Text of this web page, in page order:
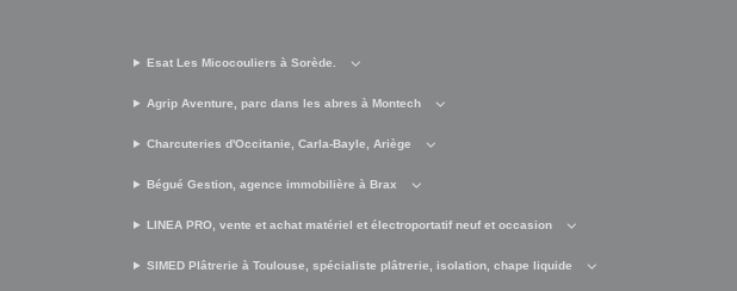
Esat Les Micocouliers à Sorède.
Agrip Aventure, parc dans les abres à Montech
Charcuteries d'Occitanie, Carla-Bayle, Ariège
Bégué Gestion, agence immobilière à Brax
LINEA PRO, vente et achat matériel et électroportatif neuf et occasion
SIMED Plâtrerie à Toulouse, spécialiste plâtrerie, isolation, chape liquide